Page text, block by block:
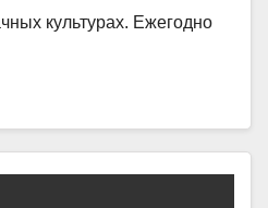
культурах. Ежегодно